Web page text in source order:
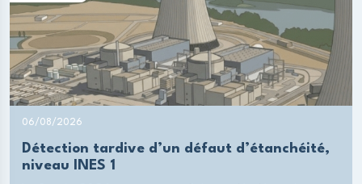
06/08/2026
Détection tardive d’un défaut d’étanchéité,
niveau INES 1